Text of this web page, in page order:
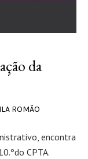
da
ROMÃO
encontra
CPTA.